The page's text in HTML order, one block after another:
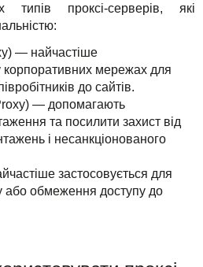
проксі-серверів, які
— найчастіше
корпоративних мережах для
до сайтів.
— допомагають
та посилити захист від
і несанкціонованого
застосовується для
або обмеження доступу до